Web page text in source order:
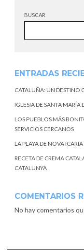
BUSCAR
ENTRADAS
CATALUÑA: UN DESTINO
IGLESIA DE SANTA MARÍA
LOS PUEBLOS MÁS
SERVICIOS CERCANOS
LA PLAYA DE NOVA
RECETA DE CREMA
CATALUNYA
COMENTARIOS
No hay comentarios